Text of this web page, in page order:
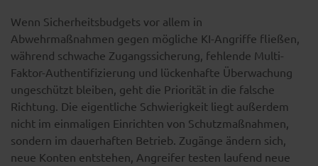
Wenn Sicherheitsbudgets vor allem in
Abwehrmaßnahmen gegen mögliche KI-Angriffe fließen,
während schwache Zugangssicherung, fehlende Multi-
Faktor-Authentifizierung und lückenhafte Überwachung
ungeschützt bleiben, geht die Priorität in die falsche
Richtung. Die eigentliche Schwierigkeit liegt außerdem
nicht im einmaligen Einrichten von Schutzmaßnahmen,
sondern im dauerhaften Betrieb. Zugänge ändern sich,
neue Konten entstehen, Angreifer testen laufend neue